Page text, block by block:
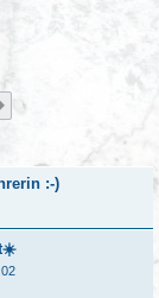
Nächste
:-)